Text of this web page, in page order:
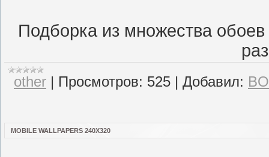
Подборка из множества
other | Просмотров: 525 | Добавил:
MOBILE WALLPAPERS 240Х320